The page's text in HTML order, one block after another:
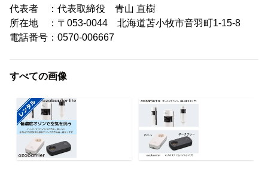
代表者 ：代表取締役 青山 直樹
所在地 ：〒053-0044 北海道苫小牧市音羽町1-15-8
電話番号：0570-006667
すべての画像